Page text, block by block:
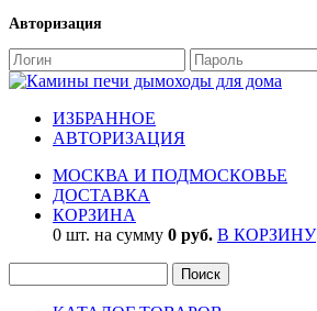
Авторизация
ИЗБРАННОЕ
АВТОРИЗАЦИЯ
МОСКВА И ПОДМОСКОВЬЕ
ДОСТАВКА
КОРЗИНА
0 шт. на сумму 0 руб. В КОРЗИНУ